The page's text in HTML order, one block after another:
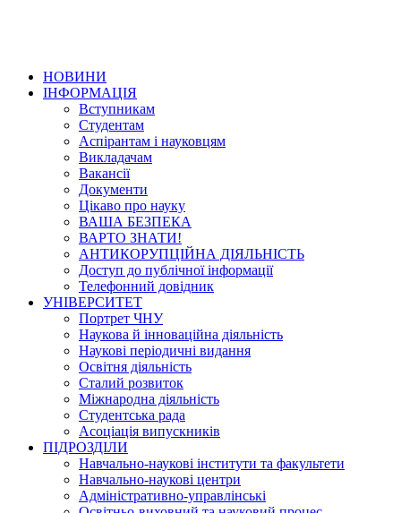
НОВИНИ
ІНФОРМАЦІЯ
Вступникам
Студентам
Аспірантам і науковцям
Викладачам
Вакансії
Документи
Цікаво про науку
ВАША БЕЗПЕКА
ВАРТО ЗНАТИ!
АНТИКОРУПЦІЙНА ДІЯЛЬНІСТЬ
Доступ до публічної інформації
Телефонний довідник
УНІВЕРСИТЕТ
Портрет ЧНУ
Наукова й інноваційна діяльність
Наукові періодичні видання
Освітня діяльність
Сталий розвиток
Міжнародна діяльність
Студентська рада
Асоціація випускників
ПІДРОЗДІЛИ
Навчально-наукові інститути та факультети
Навчально-наукові центри
Адміністративно-управлінські